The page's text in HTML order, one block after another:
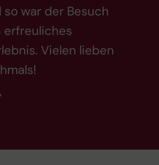
so war der Besuch
erfreuliches
Vielen lieben